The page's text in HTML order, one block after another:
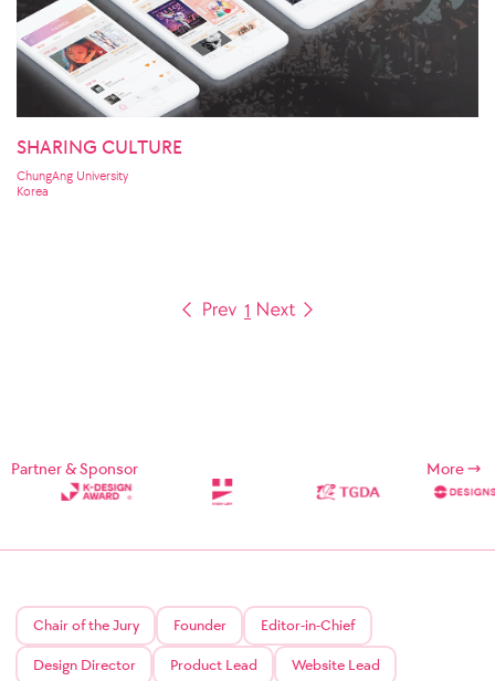
SHARING CULTURE
ChungAng University
Korea
1
Partner & Sponsor More
Chair of the Jury Founder Editor-in-Chief
Design Director Product Lead Website Lead